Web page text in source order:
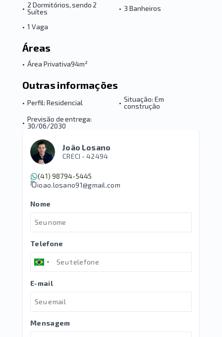
• 2 Dormitórios, sendo 2
Suítes
• 3 Banheiros
• 1 Vaga
Áreas
• Área Privativa94m²
Outras informações
• Perfil: Residencial • Situação: Em
construção
• Previsão de entrega:
30/06/2030
João Losano
CRECI -42494
(41) 98794-5445
joao.losano91@gmail.com
Nome
Telefone
E-mail
Mensagem